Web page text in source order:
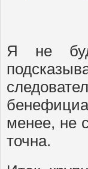
Я не
менее, не
точна.